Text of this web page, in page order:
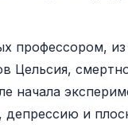
профессором,
Цельсия,
начала
депрессию и